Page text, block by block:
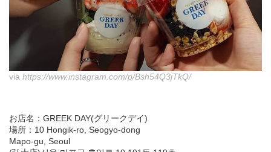
via https://www.instagram.com/p/Bsh54Q3jTkQ/
お店名：GREEK DAY(グリークデイ)
場所：10 Hongik-ro, Seogyo-dong
Mapo-gu, Seoul